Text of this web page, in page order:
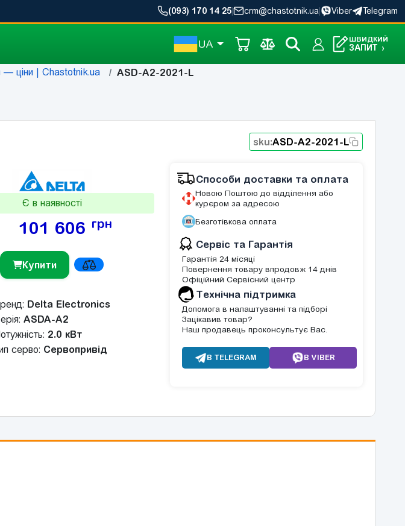
(093) 170 14 25 crm@chastotnik.ua Viber Telegram
UA ШВИДКИЙ
ЗАПИТ ›
— ціни | Chastotnik.ua ASD-A2-2021-L
sku:ASD-A2-2021-L
Є в наявності
101 606 грн
Купити
Delta Electronics
ASDA-A2
2.0 кВт
серво: Сервопривід
Способи доставки та оплата
Новою Поштою до відділення або
курєром за адресою
Безготівкова оплата
Сервіс та Гарантія
Гарантія 24 місяці
Повернення товару впродовж 14 днів
Офіційний Сервісний центр
Tехнічна підтримка
Допомога в налаштуванні та підборі
Зацікавив товар?
Наш продавець проконсультує Вас.
В TELEGRAM В VIBER